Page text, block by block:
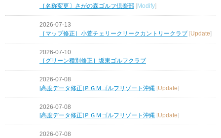
［名称変更〕さがの森ゴルフ倶楽部
Modify
2026-07-13
［マップ修正］小萱チェリークリークカントリークラブ [Update]
2026-07-10
［グリーン種別修正］坂東ゴルフクラブ
2026-07-08
[高度データ修正]ＰＧＭゴルフリゾート沖縄 [Update]
2026-07-08
[高度データ修正]ＰＧＭゴルフリゾート沖縄 [Update]
2026-07-08